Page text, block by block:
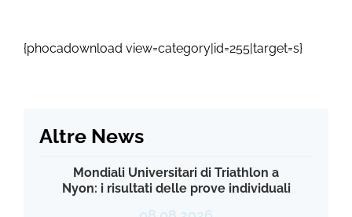
{phocadownload view=category|id=255|target=s}
Altre News
Mondiali Universitari di Triathlon a
Nyon: i risultati delle prove individuali